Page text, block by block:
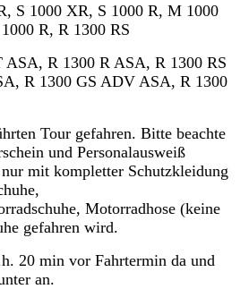
S 1000 XR, S 1000 R, M 1000
R, R 1300 RS
ASA, R 1300 R ASA, R 1300 RS
R 1300 GS ADV ASA, R 1300
Tour gefahren. Bitte beachte
und Personalausweiß
mit kompletter Schutzkleidung
Motorradhose (keine
gefahren wird.
20 min vor Fahrtermin da und
an.